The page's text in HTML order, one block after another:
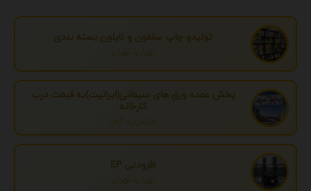
تولیدو چاپ سلفون و نایلون بسته بندی
تهران، تهران
پخش عمده ورق های سیمانی(ایرانیت)به قیمت درب
کارخانه
مازندران، آمل
افزودنی EP
تهران، تهران